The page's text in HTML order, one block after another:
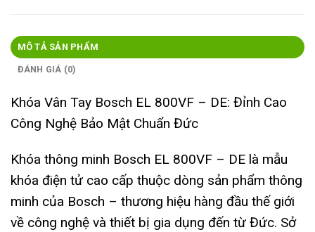
MÔ TẢ SẢN PHẨM
ĐÁNH GIÁ (0)
Khóa Vân Tay Bosch EL 800VF – DE: Đỉnh Cao
Công Nghệ Bảo Mật Chuẩn Đức
Khóa thông minh Bosch EL 800VF – DE là mẫu
khóa điện tử cao cấp thuộc dòng sản phẩm thông
minh của Bosch – thương hiệu hàng đầu thế giới
về công nghệ và thiết bị gia dụng đến từ Đức. Sở